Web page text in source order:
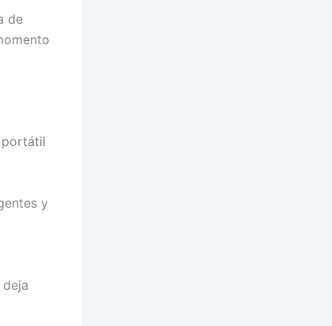
de
portátil
y